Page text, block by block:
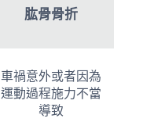
肱骨骨折
車禍意外或者因為
運動過程施力不當
導致